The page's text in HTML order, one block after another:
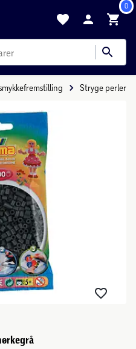
0
Stryge perler